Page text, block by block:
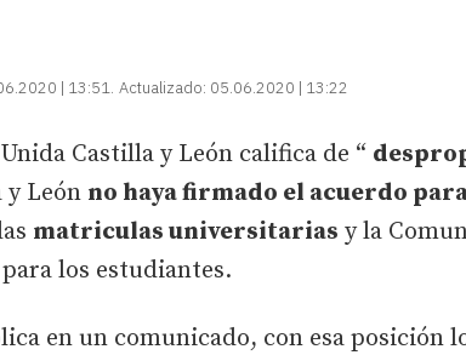
| 13:51 Actualizado: 05.06.2020 | 13:22
Castilla y León califica de “
y León no haya firmado el acuerdo
matriculas universitarias y la
los estudiantes.
en un comunicado, con esa posición